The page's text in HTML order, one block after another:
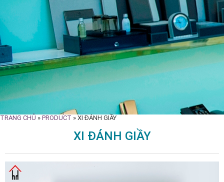
TRANG CHỦ » PRODUCT » XI ĐÁNH GIẦY
XI ĐÁNH GIẦY